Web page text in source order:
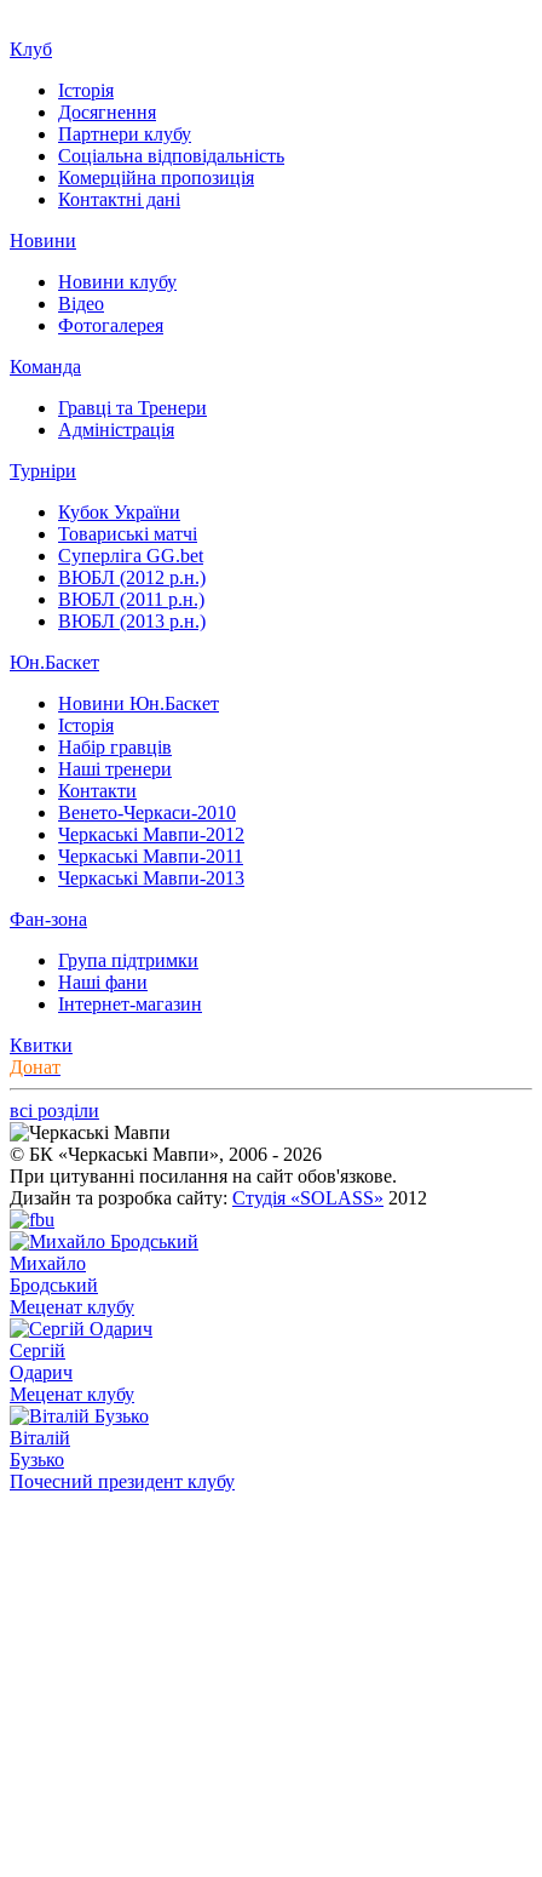
Клуб
Історія
Досягнення
Партнери клубу
Соціальна відповідальність
Комерційна пропозиція
Контактні дані
Новини
Новини клубу
Відео
Фотогалерея
Команда
Гравці та Тренери
Адміністрація
Турніри
Кубок України
Товариські матчі
Суперліга GG.bet
ВЮБЛ (2012 р.н.)
ВЮБЛ (2011 р.н.)
ВЮБЛ (2013 р.н.)
Юн.Баскет
Новини Юн.Баскет
Історія
Набір гравців
Наші тренери
Контакти
Венето-Черкаси-2010
Черкаські Мавпи-2012
Черкаські Мавпи-2011
Черкаські Мавпи-2013
Фан-зона
Група підтримки
Наші фани
Інтернет-магазин
Квитки
Донат
всі розділи
© БК «Черкаські Мавпи», 2006 - 2026
При цитуванні посилання на сайт обов'язкове.
Дизайн та розробка сайту: Студія «SOLASS» 2012
Михайло
Бродський
Меценат клубу
Сергій
Одарич
Меценат клубу
Віталій
Бузько
Почесний президент клубу